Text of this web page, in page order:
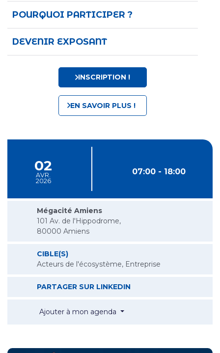
POURQUOI PARTICIPER ?
DEVENIR EXPOSANT
INSCRIPTION !
EN SAVOIR PLUS !
02
AVR.
2026
07:00 - 18:00
Mégacité Amiens
101 Av. de l'Hippodrome,
80000 Amiens
CIBLE(S)
Acteurs de l'écosystème, Entreprise
PARTAGER SUR LINKEDIN
Ajouter à mon agenda Business Expo Amiens 2026